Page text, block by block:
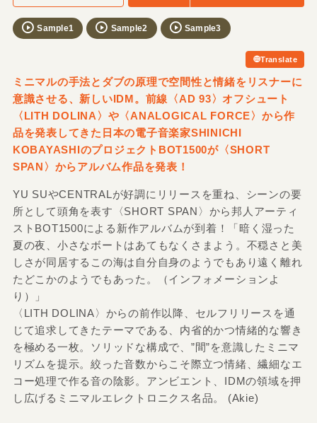
Sample1 Sample2 Sample3
Translate
ミニマルの手法とダブの原理で空間性と情緒をリスナーに
意識させる、新しいIDM。前線〈AD 93〉オフシュート
〈LITH DOLINA〉や〈ANALOGICAL FORCE〉から作
品を発表してきた日本の電子音楽家SHINICHI
KOBAYASHIのプロジェクトBOT1500が〈SHORT
SPAN〉からアルバム作品を発表！
YU SUやCENTRALが好調にリリースを重ね、シーンの要
所として頭角を表す〈SHORT SPAN〉から邦人アーティ
ストBOT1500による新作アルバムが到着！「暗く湿った
夏の夜、小さなボートはあてもなくさまよう。不穏さと美
しさが同居するこの海は自分自身のようでもあり遠く離れ
たどこかのようでもあった。（インフォメーションよ
り）」
〈LITH DOLINA〉からの前作以降、セルフリリースを通
じて追求してきたテーマである、内省的かつ情緒的な響き
を極める一枚。ソリッドな構成で、”間”を意識したミニマ
リズムを提示。絞った音数からこそ際立つ情緒、繊細なエ
コー処理で作る音の陰影。アンビエント、IDMの領域を押
し広げるミニマルエレクトロニクス名品。 (Akie)